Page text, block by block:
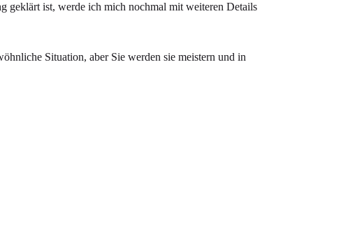
geklärt ist, werde ich mich nochmal mit weiteren Details
Situation, aber Sie werden sie meistern und in